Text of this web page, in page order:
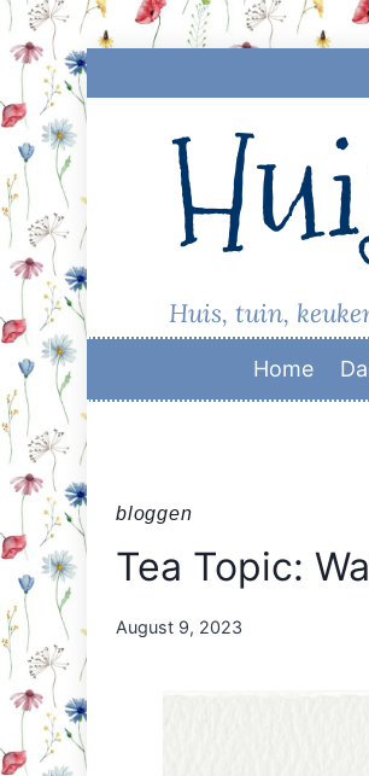
Skip
to
Huis, tuin,
Home
bloggen
Tea Topic:
By
August 9, 2023